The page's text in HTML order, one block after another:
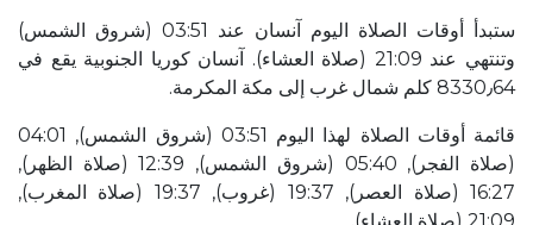
ستبدأ أوقات الصلاة اليوم آنسان عند 03:51 (شروق الشمس)
وتنتهي عند 21:09 (صلاة العشاء). آنسان كوريا الجنوبية يقع في
8330٫64 كلم شمال غرب إلى مكة المكرمة.
قائمة أوقات الصلاة لهذا اليوم 03:51 (شروق الشمس), 04:01
(صلاة الفجر), 05:40 (شروق الشمس), 12:39 (صلاة الظهر),
16:27 (صلاة العصر), 19:37 (غروب), 19:37 (صلاة المغرب),